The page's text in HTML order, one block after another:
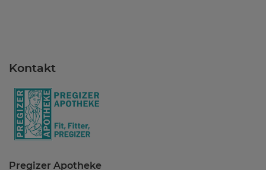
Kontakt
Pregizer Apotheke